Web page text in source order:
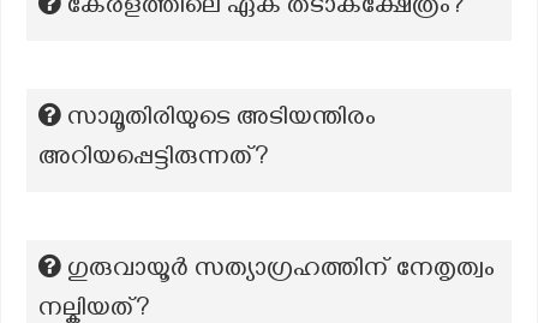
കേരളത്തിലെ ഏക തടാകക്ഷേത്രം?
സാമൂതിരിയുടെ അടിയന്തിരം
അറിയപ്പെട്ടിരുന്നത്?
ഗുരുവായൂർ സത്യാഗ്രഹത്തിന് നേതൃത്വം
നല്കിയത്?